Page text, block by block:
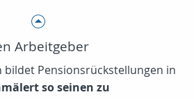
Arbeitgeber
bildet Pensionsrückstellungen in
so seinen zu